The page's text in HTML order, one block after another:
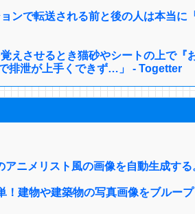
ンで転送される前と後の人は本当
えさせるとき猫砂やシートの上で
排泄が上手くできず…」 - Togetter
アニメリスト風の画像を自動生成す
！建物や建築物の写真画像をブルー